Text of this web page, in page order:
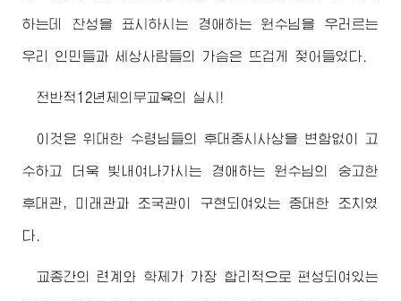
하는데 찬성을 표시하시는 경애하는 원수님을 우러르는
우리 인민들과 세상사람들의 가슴은 뜨겁게 젖어들었다.
전반적12년제의무교육의 실시!
이것은위대한 수령님 들의 후대중시사상을 변함없이 고
수하고 더욱 빛내여나가시는 경애하는 원수님의 숭고한
후대관, 미래관과 조국관이 구현되여있는 중대한 조치였
다.
교종간의 련계와 학제가 가장 합리적으로 편성되여있는